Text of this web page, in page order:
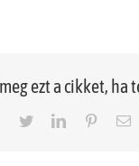
ezt a cikket, ha
TwitterLinkedInPinterest